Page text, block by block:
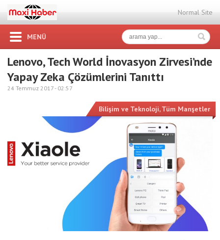
Normal Site
MENÜ
Lenovo, Tech World İnovasyon Zirvesi’nde
Yapay Zeka Çözümlerini Tanıttı
24 Temmuz 2017 - 02:57
Bilişim ve Teknoloji,Tüm Manşetler